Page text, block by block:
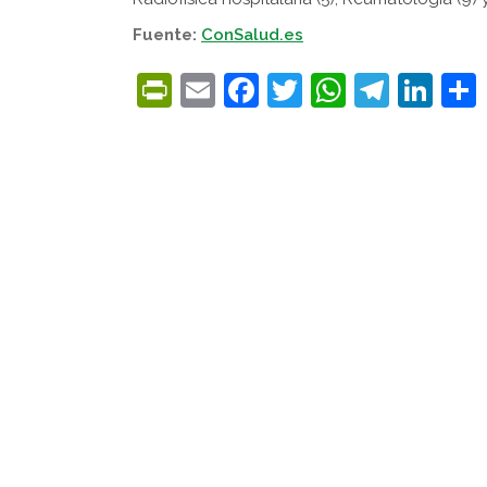
Fuente: ConSalud.es
PrintFriendly
EmailFacebook
Twitter